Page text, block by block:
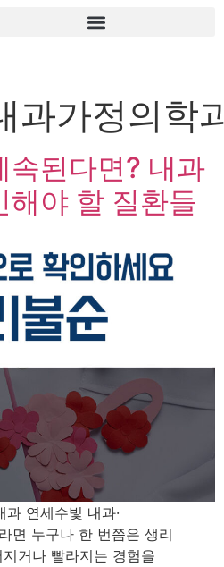
과가정의학
속된다면? 내과
해야 할 질환들
연세수빛 내과·
면 누구나 한 번쯤은 생리
거나 빨라지는 경험을